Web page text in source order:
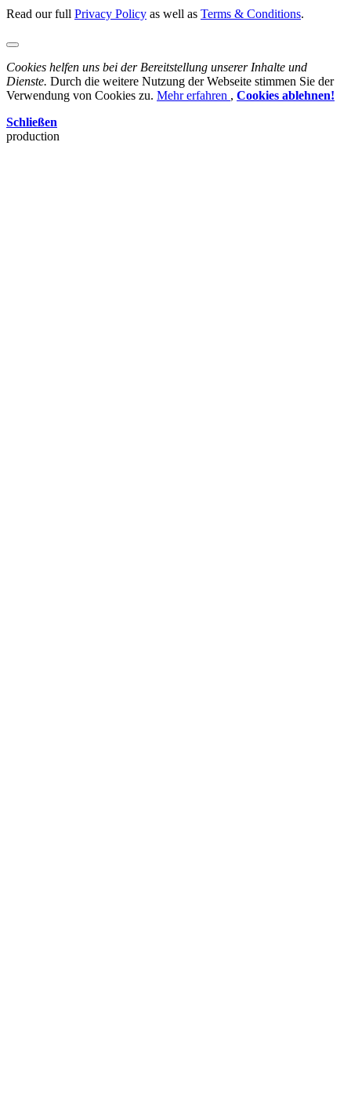
Read our full Privacy Policy as well as Terms & Conditions.
Cookies helfen uns bei der Bereitstellung unserer Inhalte und
Dienste. Durch die weitere Nutzung der Webseite stimmen Sie der
Verwendung von Cookies zu. Mehr erfahren , Cookies ablehnen!
Schließen
production